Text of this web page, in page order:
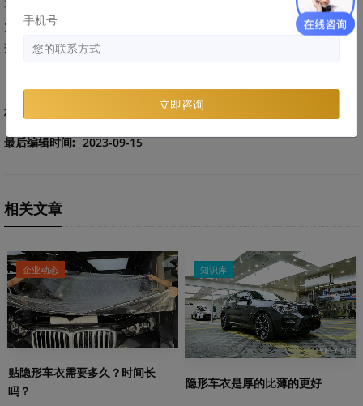
要充分了解它的优点和性能，结合自身需求做出理性的消费决
策。只有这样，我们才能真正选择到适合自己的产品，为爱车
提供更优质的保护。
标签： 车衣干货
最后编辑时间: 2023-09-15
相关文章
企业动态
贴隐形车衣需要多久？时间长
吗？
知识库
隐形车衣是厚的比薄的更好
手机号
立即咨询